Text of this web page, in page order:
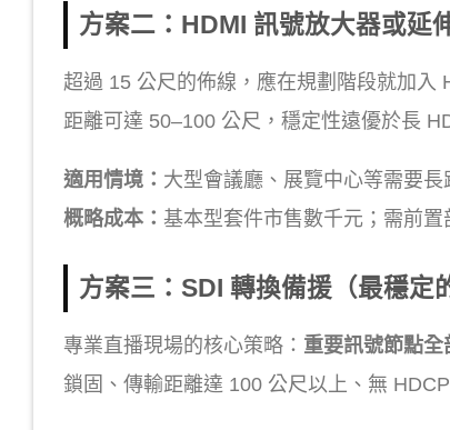
方案二：HDMI 訊號放大器或延
超過 15 公尺的佈線，應在規劃階段就加入
距離可達 50–100 公尺，穩定性遠優於長
適用情境： 大型會議廳、展覽中心等需要
概略成本： 基本型套件市售數千元；需前
方案三：SDI 轉換備援（最穩定
專業直播現場的核心策略： 重要訊號節點全
鎖固、傳輸距離達 100 公尺以上、無